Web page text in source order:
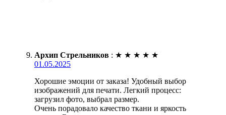
Архип Стрельников : ★ ★ ★ ★ ★
01.05.2025
Хорошие эмоции от заказа! Удобный выбор
изображений для печати. Легкий процесс:
загрузил фото, выбрал размер.
Очень порадовало качество ткани и яркость